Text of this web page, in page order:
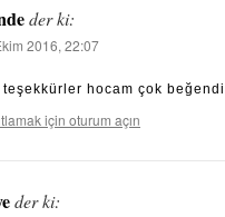
der ki:
2016, 22:07
teşekkürler hocam çok
için oturum açın
der ki: